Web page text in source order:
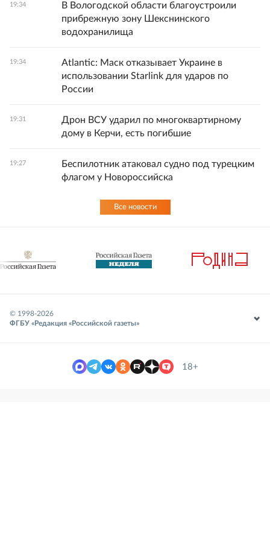
19:34
В Вологодской области благоустроили
прибрежную зону Шекснинского
водохранилища
19:34
Atlantic: Маск отказывает Украине в
использовании Starlink для ударов по
России
19:31
Дрон ВСУ ударил по многоквартирному
дому в Керчи, есть погибшие
19:27
Беспилотник атаковал судно под турецким
флагом у Новороссийска
Все новости
© 1998-2026
ФГБУ «Редакция «Российской газеты»
18+